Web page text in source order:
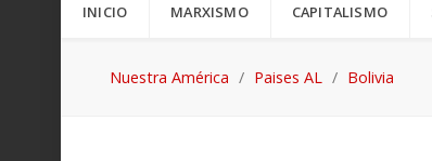
INICIO MARXISMO CAPITALISMO
Nuestra América Paises AL Bolivia